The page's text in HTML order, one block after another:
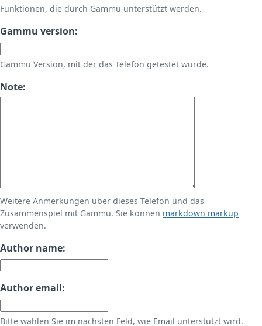
Funktionen, die durch Gammu unterstützt werden.
Gammu version:
Gammu Version, mit der das Telefon getestet wurde.
Note:
Weitere Anmerkungen über dieses Telefon und das
Zusammenspiel mit Gammu. Sie können markdown markup
verwenden.
Author name:
Author email:
Bitte wählen Sie im nächsten Feld, wie Email unterstützt wird.